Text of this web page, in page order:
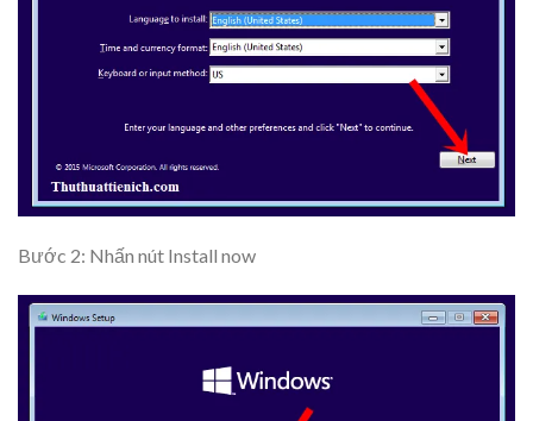
Bước 2: Nhấn nút Install now